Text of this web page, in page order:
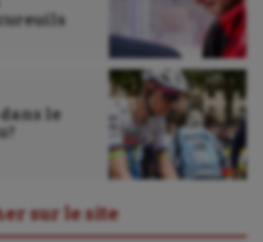
dans le
sur le site